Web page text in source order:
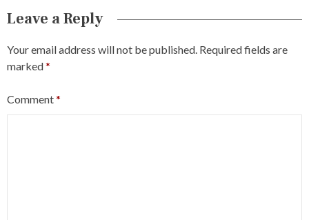
Leave a Reply
Your email address will not be published. Required fields are
marked*
Comment*